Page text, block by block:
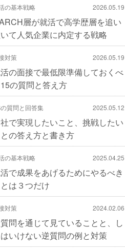
の基本戦略 2026.05.19
層が就活で高学歴層を追い
て人気企業に内定する戦略
対策 2026.05.19
の面接で最低限準備しておくべ
の質問と答え方
質問と回答集 2025.05.12
で実現したいこと、挑戦したい
の答え方と書き方
の基本戦略 2025.04.25
で成果をあげるためにやるべき
は３つだけ
対策 2024.02.06
問を通じて見ていることと、し
いけない逆質問の例と対策